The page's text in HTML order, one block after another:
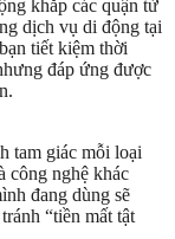
khắp các quận từ
dịch vụ di động tại
tiết kiệm thời
đáp ứng được
tam giác mỗi loại
công nghệ khác
đang dùng sẽ
“tiền mất tật